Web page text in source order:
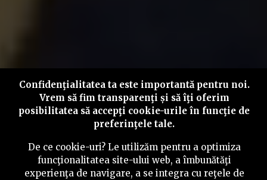
Confidenţialitatea ta este importantă pentru noi.
Vrem să fim transparenţi și să îţi oferim
posibilitatea să accepţi cookie-urile în funcţie de
preferinţele tale.
De ce cookie-uri? Le utilizăm pentru a optimiza
funcţionalitatea site-ului web, a îmbunătăţi
experienţa de navigare, a se integra cu reţele de